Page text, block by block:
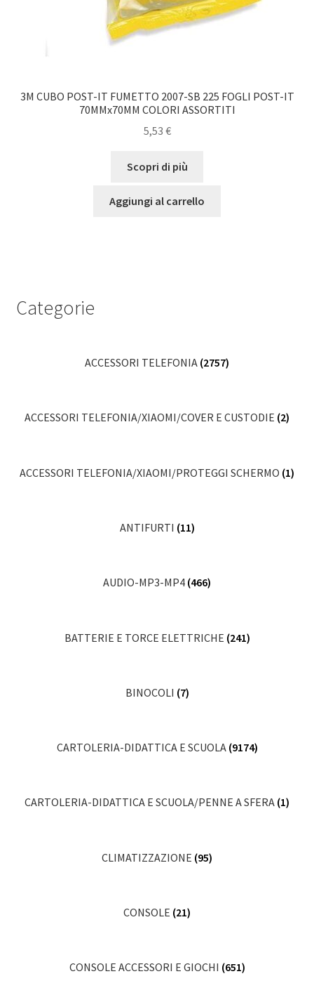
3M CUBO POST-IT FUMETTO 2007-SB 225 FOGLI POST-IT
70MMx70MM COLORI ASSORTITI
5,53 €
Scopri di più
Aggiungi al carrello
Categorie
ACCESSORI TELEFONIA (2757)
ACCESSORI TELEFONIA/XIAOMI/COVER E CUSTODIE (2)
ACCESSORI TELEFONIA/XIAOMI/PROTEGGI SCHERMO (1)
ANTIFURTI (11)
AUDIO-MP3-MP4 (466)
BATTERIE E TORCE ELETTRICHE (241)
BINOCOLI (7)
CARTOLERIA-DIDATTICA E SCUOLA (9174)
CARTOLERIA-DIDATTICA E SCUOLA/PENNE A SFERA (1)
CLIMATIZZAZIONE (95)
CONSOLE (21)
CONSOLE ACCESSORI E GIOCHI (651)